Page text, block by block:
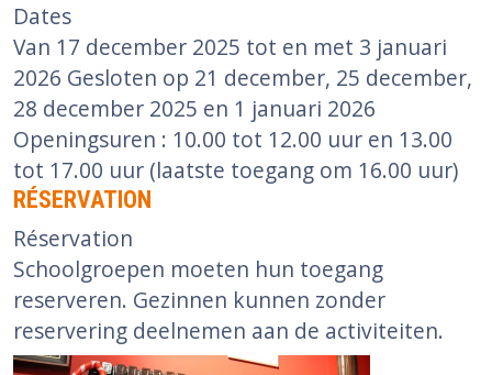
Dates
Van 17 december 2025 tot en met 3 januari
2026 Gesloten op 21 december, 25 december,
28 december 2025 en 1 januari 2026
Openingsuren : 10.00 tot 12.00 uur en 13.00
tot 17.00 uur (laatste toegang om 16.00 uur)
RÉSERVATION
Réservation
Schoolgroepen moeten hun toegang
reserveren. Gezinnen kunnen zonder
reservering deelnemen aan de activiteiten.